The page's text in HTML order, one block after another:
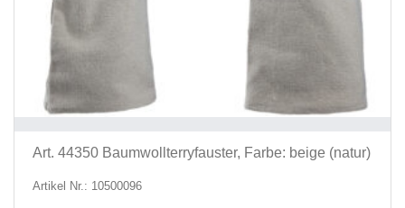
Art. 44350 Baumwollterryfauster, Farbe: beige (natur)
Artikel Nr.: 10500096